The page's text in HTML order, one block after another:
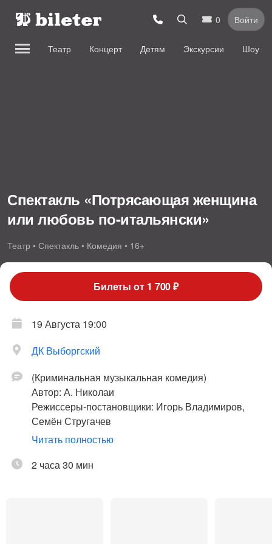
0 Войти
Театр Концерт Детям Экскурсии Шоу
Спектакль «Потрясающая женщина
или любовь по-итальянски»
Театр • Спектакль • Комедия • 16+
Билеты от 1 700 ₽
19 Августа 19:00
ДК Выборгский
(Криминальная музыкальная комедия)
Автор: А. Николаи
Режиссеры-постановщики: Игорь Владимиров,
Семён Стругачев
Возрастная категория - 16 +
Читать полностью
2 часа 30 мин